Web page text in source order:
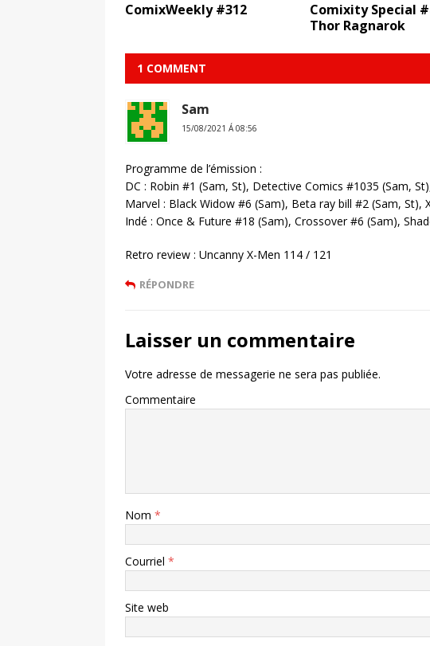
ComixWeekly #312
Comixity Special
Thor Ragnarok
1 COMMENT
Sam
15/08/2021 Á 08:56
Programme de l’émission :
DC : Robin #1 (Sam, St), Detective Comics #1035 (Sam,
Marvel : Black Widow #6 (Sam), Beta ray bill #2 (Sam, St),
Indé : Once & Future #18 (Sam), Crossover #6 (Sam),
Retro review : Uncanny X-Men 114 / 121
RÉPONDRE
Laisser un commentaire
Votre adresse de messagerie ne sera pas publiée.
Commentaire
Nom *
Courriel *
Site web